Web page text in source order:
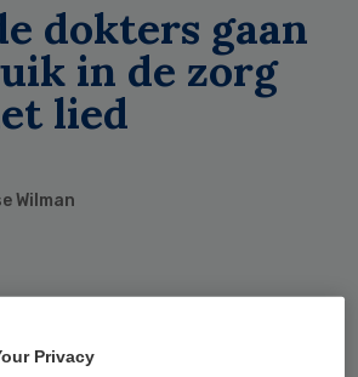
dokters gaan
in de zorg
lied
Wilman
deuntje hoopt het muzikale
Privacy